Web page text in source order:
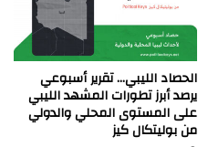
الحصاد الليبي… تقرير أسبوعي
يرصد أبرز تطورات المشهد الليبي
على المستوى المحلي والدولي
من بوليتكال كيز